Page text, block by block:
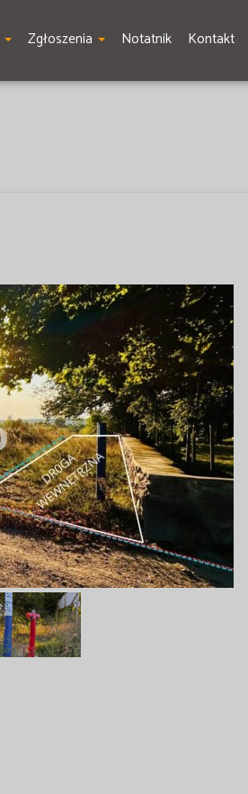
Zgłoszenia Notatnik Kontakt